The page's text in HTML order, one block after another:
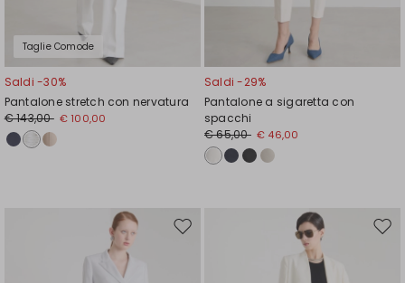
Taglie Comode
Saldi -30%
Pantalone stretch con nervatura
€ 143,00 € 100,00
Saldi -29%
Pantalone a sigaretta con
spacchi
€ 65,00 € 46,00
Sposta